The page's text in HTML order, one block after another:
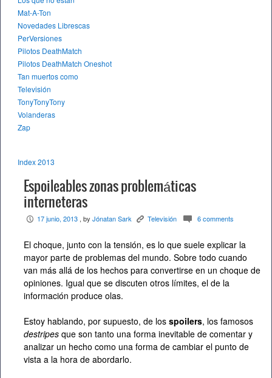
Mat-A-Ton
Novedades Librescas
PerVersiones
Pilotos DeathMatch
Pilotos DeathMatch Oneshot
Tan muertos como
Televisión
TonyTonyTony
Volanderas
Zap
Index 2013
Espoileables zonas problemáticas
interneteras
P 17 junio, 2013 , by Jónatan Sark K Televisión c 6 comments
El choque, junto con la tensión, es lo que suele explicar la
mayor parte de problemas del mundo. Sobre todo cuando
van más allá de los hechos para convertirse en un choque de
opiniones. Igual que se discuten otros límites, el de la
información produce olas.
Estoy hablando, por supuesto, de los spoilers, los famosos
destripes que son tanto una forma inevitable de comentar y
analizar un hecho como una forma de cambiar el punto de
vista a la hora de abordarlo.